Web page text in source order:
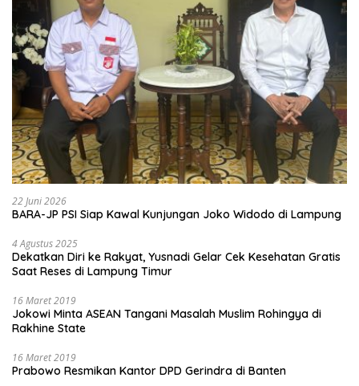
22 Juni 2026
BARA-JP PSI Siap Kawal Kunjungan Joko Widodo di Lampung
4 Agustus 2025
Dekatkan Diri ke Rakyat, Yusnadi Gelar Cek Kesehatan Gratis
Saat Reses di Lampung Timur
16 Maret 2019
Jokowi Minta ASEAN Tangani Masalah Muslim Rohingya di
Rakhine State
16 Maret 2019
Prabowo Resmikan Kantor DPD Gerindra di Banten